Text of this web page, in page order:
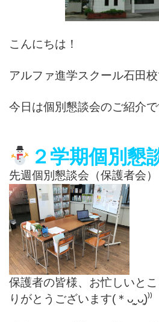
こんにちは！
アルファ進学スクール石田校
今日は個別懇談会のご紹介で
２学期個別懇
先週個別懇談会（保護者会）
保護者の皆様、お忙しいと
りがとうございます(＊ᴗ͈ˬᴗ͈)⁾⁾